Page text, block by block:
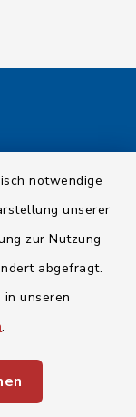
notwendige
unserer
zur Nutzung
abgefragt.
unseren
.